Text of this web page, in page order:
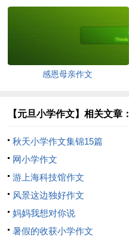
感恩母亲作文
【元旦小学作文】相关文章：
秋天小学作文集锦15篇
网小学作文
游上海科技馆作文
风景这边独好作文
妈妈我想对你说
暑假的收获小学作文